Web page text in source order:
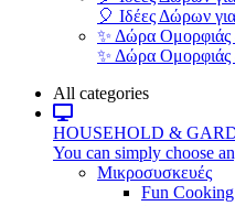
🎈 Ιδέες Δώρων
✨ Δώρα Ομορφιάς
✨ Δώρα Ομορφιάς
All categories
HOUSEHOLD &
You can simply choose
Μικροσυσκευές
Fun Cooking